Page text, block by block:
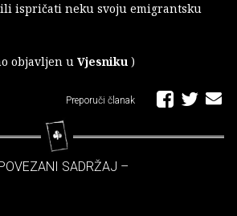
ispričati neku svoju emigrantsku
objavljen u Vjesniku )
Preporuči članak
SADRŽAJ –